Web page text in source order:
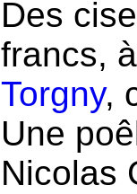
Des
francs,
Torgny,
Une
Nicolas